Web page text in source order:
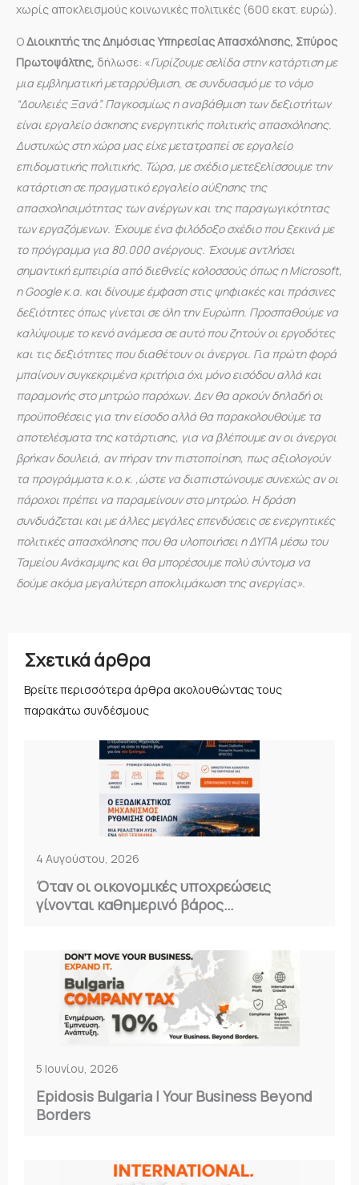
χωρίς αποκλεισμούς κοινωνικές πολιτικές (600 εκατ. ευρώ).
ΟΔιοικητής της Δημόσιας Υπηρεσίας Απασχόλησης, Σπύρος
Πρωτοψάλτης, δήλωσε: «Γυρίζουμε σελίδα στην κατάρτιση με
μια εμβληματική μεταρρύθμιση, σε συνδυασμό με το νόμο
“Δουλειές Ξανά”. Παγκοσμίως η αναβάθμιση των δεξιοτήτων
είναι εργαλείο άσκησης ενεργητικής πολιτικής απασχόλησης.
Δυστυχώς στη χώρα μας είχε μετατραπεί σε εργαλείο
επιδοματικής πολιτικής. Τώρα, με σχέδιο μετεξελίσσουμε την
κατάρτιση σε πραγματικό εργαλείο αύξησης της
απασχολησιμότητας των ανέργων και της παραγωγικότητας
των εργαζόμενων. Έχουμε ένα φιλόδοξο σχέδιο που ξεκινά με
το πρόγραμμα για 80.000 ανέργους. Έχουμε αντλήσει
σημαντική εμπειρία από διεθνείς κολοσσούς όπως η Microsoft,
η Google κ.α. και δίνουμε έμφαση στις ψηφιακές και πράσινες
δεξιότητες όπως γίνεται σε όλη την Ευρώπη. Προσπαθούμε να
καλύψουμε το κενό ανάμεσα σε αυτό που ζητούν οι εργοδότες
και τις δεξιότητες που διαθέτουν οι άνεργοι. Για πρώτη φορά
μπαίνουν συγκεκριμένα κριτήρια όχι μόνο εισόδου αλλά και
παραμονής στο μητρώο παρόχων. Δεν θα αρκούν δηλαδή οι
προϋποθέσεις για την είσοδο αλλά θα παρακολουθούμε τα
αποτελέσματα της κατάρτισης, για να βλέπουμε αν οι άνεργοι
βρήκαν δουλειά, αν πήραν την πιστοποίηση, πως αξιολογούν
τα προγράμματα κ.ο.κ. ,ώστε να διαπιστώνουμε συνεχώς αν οι
πάροχοι πρέπει να παραμείνουν στο μητρώο. Η δράση
συνδυάζεται και με άλλες μεγάλες επενδύσεις σε ενεργητικές
πολιτικές απασχόλησης που θα υλοποιήσει η ΔΥΠΑ μέσω του
Ταμείου Ανάκαμψης και θα μπορέσουμε πολύ σύντομα να
δούμε ακόμα μεγαλύτερη αποκλιμάκωση της ανεργίας».
Σχετικά άρθρα
Βρείτε περισσότερα άρθρα ακολουθώντας τους
παρακάτω συνδέσμους
4 Αυγούστου, 2026
Όταν οι οικονομικές υποχρεώσεις
γίνονται καθημερινό βάρος…
5 Ιουνίου, 2026
Epidosis Bulgaria | Your Business Beyond
Borders